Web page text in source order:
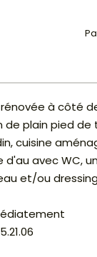
à côté
de plain pied de
cuisine
d'au avec WC,
et/ou